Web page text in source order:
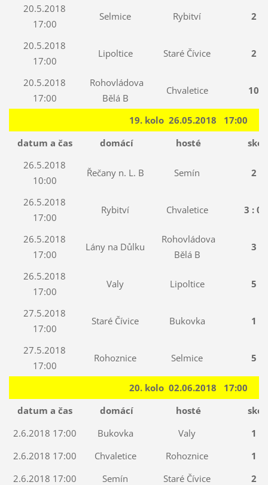
20.5.2018
17:00
Selmice Rybitví 2 :
20.5.2018
17:00
Lipoltice Staré Čívice 2 :
20.5.2018
17:00
Rohovládova
Bělá B
Chvaletice 10 :
19. kolo 26.05.2018 17:00
datum a čas
domácí hosté
26.5.2018
10:00
Řečany n. L. B Semín 2 :
26.5.2018
17:00
Rybitví Chvaletice 3 : 0
26.5.2018
17:00
Lány na Důlku
Rohovládova
Bělá B
3 :
26.5.2018
17:00
Valy Lipoltice 5 :
27.5.2018
17:00
Staré Čívice Bukovka 1 :
27.5.2018
17:00
Rohoznice Selmice 5 :
20. kolo 02.06.2018 17:00
datum a čas
domácí hosté
2.6.2018 17:00
Bukovka Valy
1 :
2.6.2018 17:00
Chvaletice Rohoznice
1 :
2.6.2018 17:00
Semín Staré Čívice
2 :